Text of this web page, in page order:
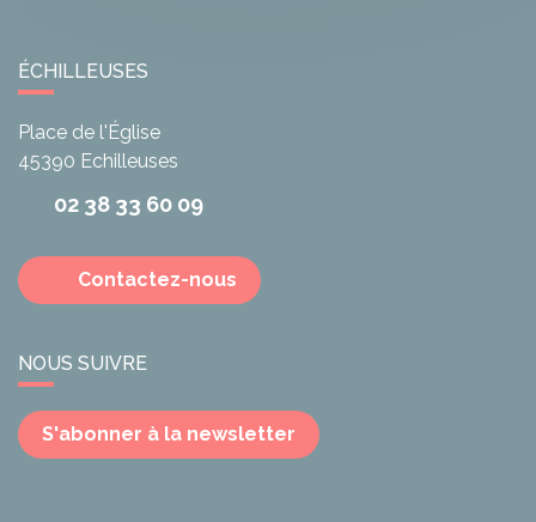
ÉCHILLEUSES
Place de l'Église
45390 Echilleuses
02 38 33 60 09
Contactez-nous
NOUS SUIVRE
S'abonner à la newsletter